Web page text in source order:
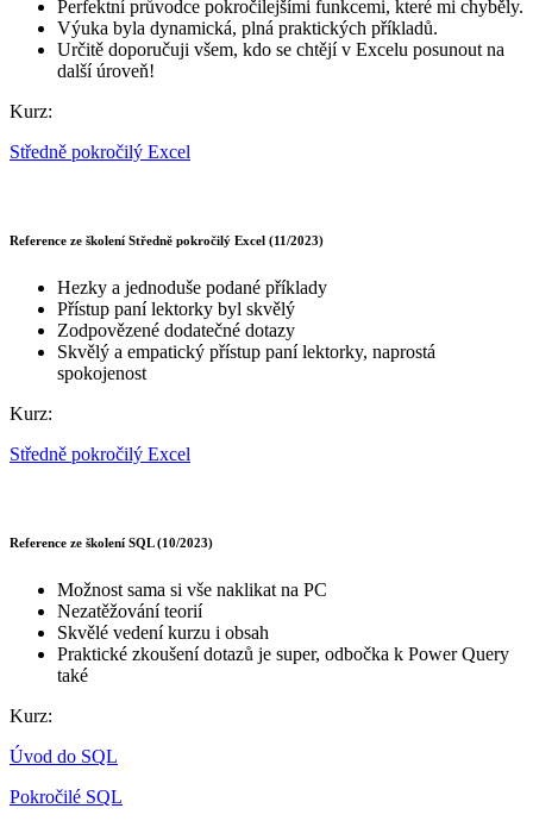
Perfektní průvodce pokročilejšími funkcemi, které mi chyběly.
Výuka byla dynamická, plná praktických příkladů.
Určitě doporučuji všem, kdo se chtějí v Excelu posunout na
další úroveň!
Kurz:
Středně pokročilý Excel
Reference ze školení Středně pokročilý Excel (11/2023)
Hezky a jednoduše podané příklady
Přístup paní lektorky byl skvělý
Zodpovězené dodatečné dotazy
Skvělý a empatický přístup paní lektorky, naprostá
spokojenost
Kurz:
Středně pokročilý Excel
Reference ze školení SQL (10/2023)
Možnost sama si vše naklikat na PC
Nezatěžování teorií
Skvělé vedení kurzu i obsah
Praktické zkoušení dotazů je super, odbočka k Power Query
také
Kurz:
Úvod do SQL
Pokročilé SQL